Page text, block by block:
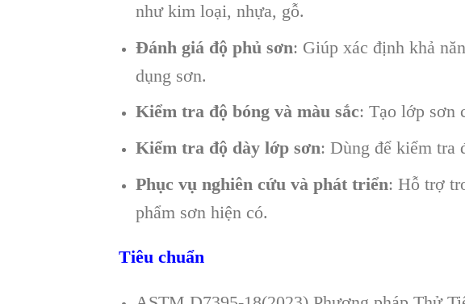
như kim loại, nhựa, gỗ.
Đánh giá độ phủ sơn: Giúp xác định khả
dụng sơn.
Kiểm tra độ bóng và màu sắc: Tạo lớp sơn
Kiểm tra độ dày lớp sơn: Dùng để kiểm tra
Phục vụ nghiên cứu và phát triển: Hỗ trợ
phẩm sơn hiện có.
Tiêu chuẩn